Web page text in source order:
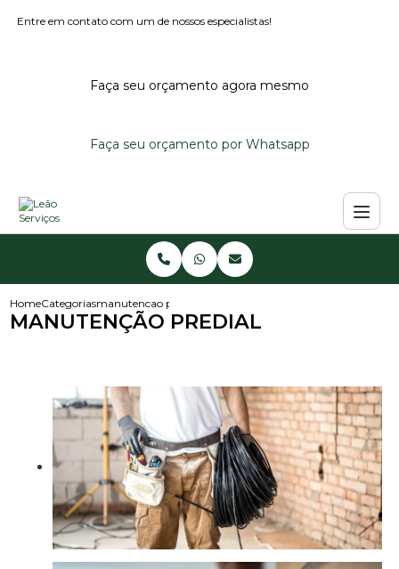
Entre em contato com um de nossos especialistas!
Faça seu orçamento agora mesmo
Faça seu orçamento por Whatsapp
HomeCategoriasmanutencao predial
MANUTENÇÃO PREDIAL